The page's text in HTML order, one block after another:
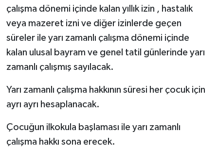
çalışma dönemi içinde kalan yıllık izin , hastalık
veya mazeret izni ve diğer izinlerde geçen
süreler ile yarı zamanlı çalışma dönemi içinde
kalan ulusal bayram ve genel tatil günlerinde yarı
zamanlı çalışmış sayılacak.
Yarı zamanlı çalışma hakkının süresi her çocuk için
ayrı ayrı hesaplanacak.
Çocuğun ilkokula başlaması ile yarı zamanlı
çalışma hakkı sona erecek.